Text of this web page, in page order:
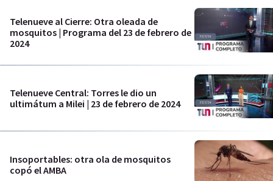
Telenueve al Cierre: Otra oleada de
mosquitos | Programa del 23 de febrero de
2024
Telenueve Central: Torres le dio un
ultimátum a Milei | 23 de febrero de 2024
Insoportables: otra ola de mosquitos
copó el AMBA